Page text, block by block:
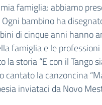
famiglia: abbiamo
Ogni bambino ha
di cinque anni hanno
famiglia e le
la storia “E con il Tango
cantato la canzoncina
inviataci da Novo